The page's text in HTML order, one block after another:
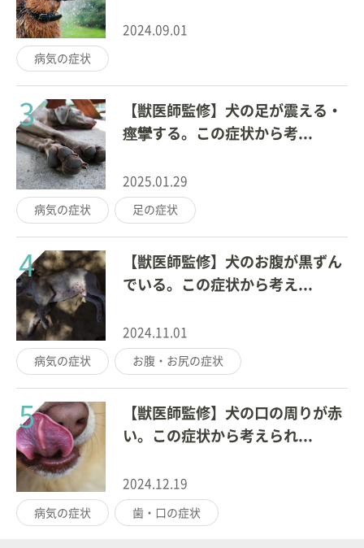
2024.09.01
病気の症状
3
【獣医師監修】犬の足が震える・
痙攣する。この症状から考...
2025.01.29
病気の症状 足の症状
4
【獣医師監修】犬のお腹が黒ずん
でいる。この症状から考え...
2024.11.01
病気の症状 お腹・お尻の症状
5
【獣医師監修】犬の口の周りが赤
い。この症状から考えられ...
2024.12.19
病気の症状 歯・口の症状